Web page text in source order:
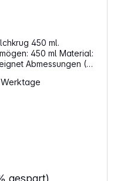
450 ml.
gespart)